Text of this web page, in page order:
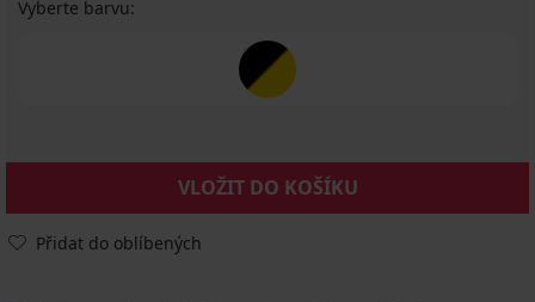
Vyberte barvu:
VLOŽIT DO KOŠÍKU
Přidat do oblíbených